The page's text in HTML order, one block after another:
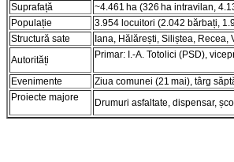
Suprafață
~4.461 ha (326 ha intravilan,
Populație
3.954 locuitori (2.042 bărbați,
Structură sate
Iana, Hălărești, Siliștea, Recea,
Autorități
Primar: I.‑A. Totolici (PSD),
Evenimente
Ziua comunei (21 mai), târg
Proiecte majore
Drumuri asfaltate, dispensar,